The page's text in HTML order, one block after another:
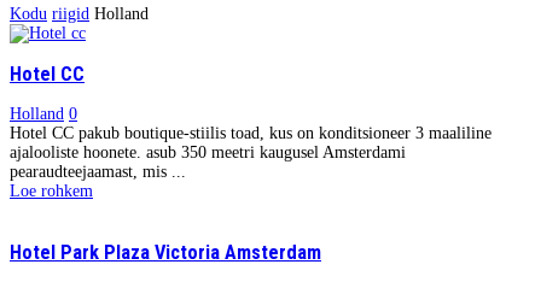
Kodu riigid Holland
Hotel CC
Holland 0
Hotel CC pakub boutique-stiilis toad, kus on konditsioneer 3 maaliline
ajalooliste hoonete. asub 350 meetri kaugusel Amsterdami
pearaudteejaamast, mis ...
Loe rohkem
Hotel Park Plaza Victoria Amsterdam